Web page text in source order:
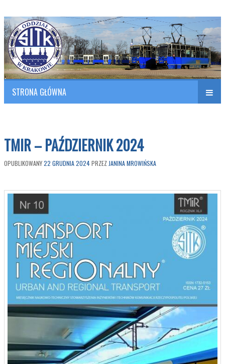
SITK RP Oddział w KRAKOWIE
Polish Association of Engineers & Technicians of Transportation
STRONA GŁÓWNA
TMIR – PAŹDZIERNIK 2024
OPUBLIKOWANY22 GRUDNIA 2024PRZEZ JANINA MROWIŃSKA